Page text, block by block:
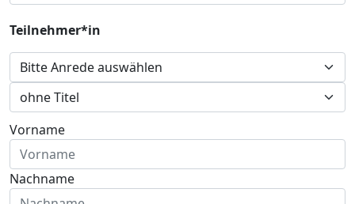
Teilnehmer*in
Vorname
Nachname